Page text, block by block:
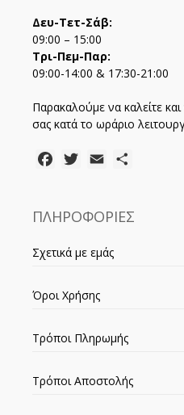
Δευ-Τετ-Σάβ:
09:00 – 15:00
Τρι-Πεμ-Παρ:
09:00-14:00 & 17:30-21:00
Παρακαλούμε να καλείτε
σας κατά το ωράριο
FacebookTwitter
Email
ΠΛΗΡΟΦΟΡΙΕΣ
Σχετικά με εμάς
Όροι Χρήσης
Τρόποι Πληρωμής
Τρόποι Αποστολής